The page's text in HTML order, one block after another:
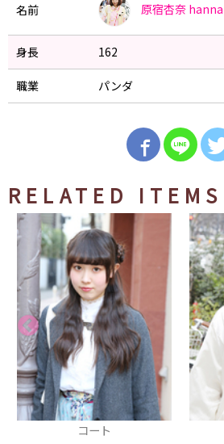
名前 原宿杏奈 hanna
身長 162
職業 パンダ
RELATED ITEMS